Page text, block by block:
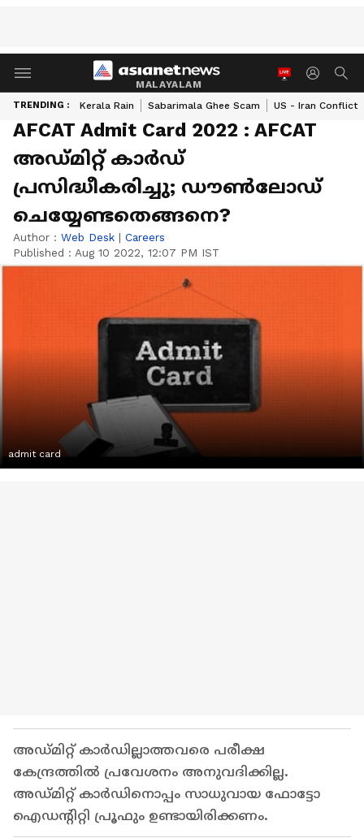
MALAYALAM
TRENDING : Kerala Rain Sabarimala Ghee Scam US - Iran Conflict
AFCAT Admit Card 2022 : AFCAT
അഡ്മിറ്റ് കാർഡ്
പ്രസിദ്ധീകരിച്ചു; ഡൗൺലോഡ്
ചെയ്യേണ്ടതെങ്ങനെ?
Author : Web Desk | Careers
Published : Aug 10 2022, 12:07 PM IST
admit card
അഡ്മിറ്റ് കാർഡില്ലാത്തവരെ പരീക്ഷ
കേന്ദ്രത്തിൽ പ്രവേശനം അനുവദിക്കില്ല.
അഡ്മിറ്റ് കാർഡിനൊപ്പം സാധുവായ ഫോട്ടോ
ഐഡന്റിറ്റി പ്രൂഫും ഉണ്ടായിരിക്കണം.